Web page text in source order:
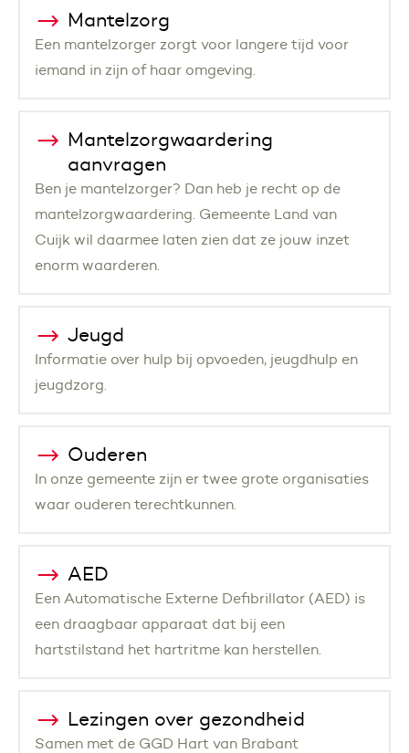
Mantelzorg
Een mantelzorger zorgt voor langere tijd voor
iemand in zijn of haar omgeving.
Mantelzorgwaardering
aanvragen
Ben je mantelzorger? Dan heb je recht op de
mantelzorgwaardering. Gemeente Land van
Cuijk wil daarmee laten zien dat ze jouw inzet
enorm waarderen.
Jeugd
Informatie over hulp bij opvoeden, jeugdhulp en
jeugdzorg.
Ouderen
In onze gemeente zijn er twee grote organisaties
waar ouderen terechtkunnen.
AED
Een Automatische Externe Defibrillator (AED) is
een draagbaar apparaat dat bij een
hartstilstand het hartritme kan herstellen.
Lezingen over gezondheid
Samen met de GGD Hart van Brabant